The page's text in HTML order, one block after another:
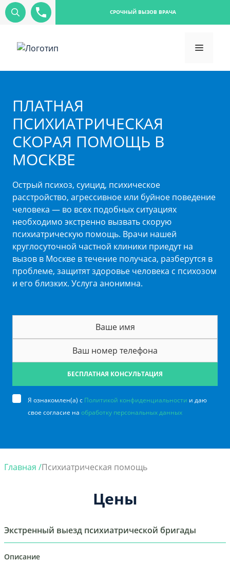
СРОЧНЫЙ ВЫЗОВ ВРАЧА
ПЛАТНАЯ
ПСИХИАТРИЧЕСКАЯ
СКОРАЯ ПОМОЩЬ В
МОСКВЕ
Острый психоз, суицид, психическое
расстройство, агрессивное или буйное поведение
человека — во всех подобных ситуациях
необходимо экстренно вызвать скорую
психиатрическую помощь. Врачи нашей
круглосуточной частной клиники приедут на
вызов в Москве в течение получаса, разберутся в
проблеме, защитят здоровье человека с психозом
и его близких. Услуга анонимна.
БЕСПЛАТНАЯ КОНСУЛЬТАЦИЯ
Я ознакомлен(а) с Политикой конфиденциальности и даю
свое согласие на обработку персональных данных
Главная /Психиатрическая помощь
Цены
Экстренный выезд психиатрической бригады
Описание